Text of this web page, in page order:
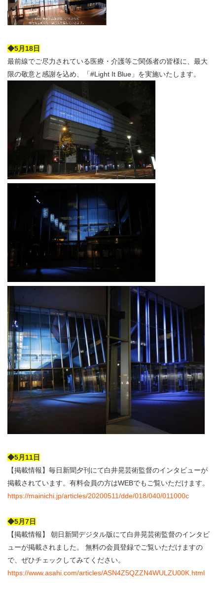
◆5月18日
最前線でご尽力されている医療・介護等ご関係者の皆様に、最大
限の敬意と感謝を込め、「#Light It Blue」を実施いたします。
◆5月11日
【掲載情報】毎日新聞夕刊にて白井晃芸術監督のインタビューが
掲載されています。有料会員の方はWEBでもご覧いただけます。
https://mainichi.jp/articles/20200511/dde/018/040/011000c
◆5月7日
【掲載情報】 朝日新聞デジタル版にて白井晃芸術監督のインタビ
ューが掲載されました。 無料の会員登録でご覧いただけますの
で、ぜひチェックしてみてください。
https://www.asahi.com/articles/ASN4Z5QZZN4WULZU00K.html